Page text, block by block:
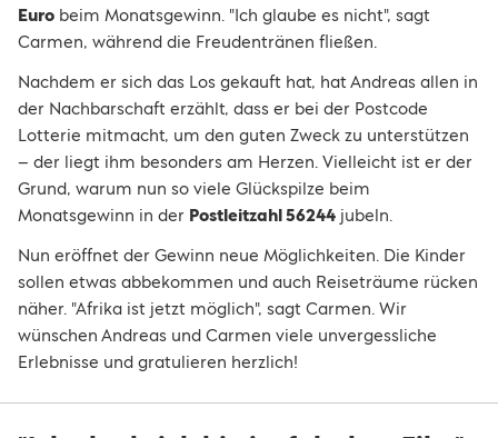
Euro beim Monatsgewinn. "Ich glaube es nicht", sagt
Carmen, während die Freudentränen fließen.
Nachdem er sich das Los gekauft hat, hat Andreas allen in
der Nachbarschaft erzählt, dass er bei der Postcode
Lotterie mitmacht, um den guten Zweck zu unterstützen
– der liegt ihm besonders am Herzen. Vielleicht ist er der
Grund, warum nun so viele Glückspilze beim
Monatsgewinn in der Postleitzahl 56244 jubeln.
Nun eröffnet der Gewinn neue Möglichkeiten. Die Kinder
sollen etwas abbekommen und auch Reiseträume rücken
näher. "Afrika ist jetzt möglich", sagt Carmen. Wir
wünschen Andreas und Carmen viele unvergessliche
Erlebnisse und gratulieren herzlich!